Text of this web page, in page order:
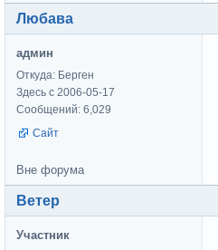
Любава
админ
Откуда: Берген
Здесь с 2006-05-17
Сообщений: 6,029
Сайт
Вне форума
Ветер
Участник